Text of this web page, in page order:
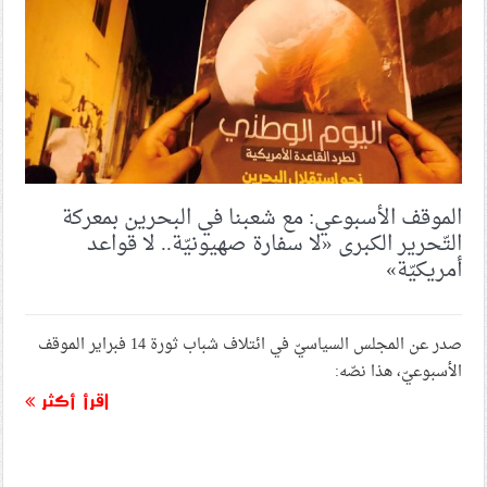
الموقف الأسبوعي: مع شعبنا في البحرين بمعركة
التّحرير الكبرى «لا سفارة صهيونيّة.. لا قواعد
أمريكيّة»
صدر عن المجلس السياسيّ في ائتلاف شباب ثورة 14 فبراير الموقف
الأسبوعيّ، هذا نصّه:
اقرأ أكثر